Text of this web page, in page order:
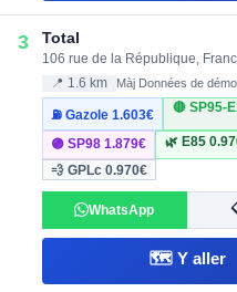
3 Total
106 rue de la République,
📍 1.6 km Màj Données de
⛽ Gazole1.603€
🔴 SP95-
🟣 SP981.879€ 🌿 E85
💨 GPLc0.970€
WhatsApp
🗺️ Y aller